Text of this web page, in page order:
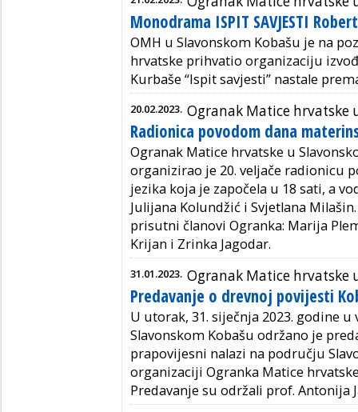
Monodrama ISPIT SAVJESTI
OMH u Slavonskom Kobašu je na
hrvatske prihvatio organizaciju
Kurbaše “Ispit savjesti” nastale
20.02.2023. Ogranak Matice hrvatske
Radionica povodom dana
Ogranak Matice hrvatske u
organizirao je 20. veljače radionicu
jezika koja je započela u 18 sati, a
Julijana Kolundžić i Svjetlana
prisutni članovi Ogranka: Marija
Krijan i Zrinka Jagodar.
31.01.2023. Ogranak Matice hrvatske
Predavanje o drevnoj povijesti
U utorak, 31. siječnja 2023. godine
Slavonskom Kobašu održano je
prapovijesni nalazi na području
organizaciji Ogranka Matice
Predavanje su održali prof. Antonija